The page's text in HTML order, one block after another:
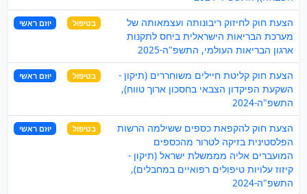
הצעת חוק לחיזוק ריבונותה ועצמאותה של
מערכת הבריאות הישראלית ביחס לתקנות
ארגון הבריאות העולמי, התשפ"ה-2025
בטיפול יוזם ראשי
הצעת חוק קליטת חיילים משוחררים (תיקון -
השקעת הפיקדון הצבאי בחסכון ארוך טווח),
התשפ"ה-2024
בטיפול יוזם ראשי
הצעת חוק להקפאת כספים ששילמה הרשות
הפלסטינית בזיקה לטרור מהכספים
המועברים אליה מממשלת ישראל (תיקון -
קיזוז עלויות טיפולים רפואיים במחבלים),
התשפ"ה-2024
בטיפול יוזם ראשי